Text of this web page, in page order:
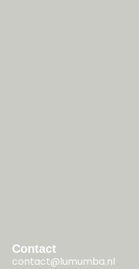
Contact
contact@lumumba.nl